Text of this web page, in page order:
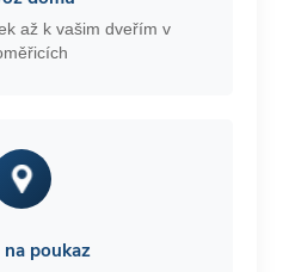
až k vašim dveřím v
poukaz